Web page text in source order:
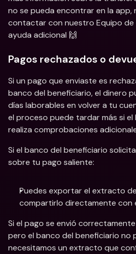
no se pueda encontrar en la app,
contactar con nuestro Equipo
ayuda adicional 🙌
Pagos rechazados o
Si un pago que enviaste es
banco del beneficiario, el dinero
días laborables en volver a tu
el proceso puede tardar más si
realiza comprobaciones
Si el banco del beneficiario
sobre tu pago saliente:
Puedes exportar el extracto
compartirlo directamente con
Si el pago se envió
pero el banco del beneficiario no
necesitamos un extracto que